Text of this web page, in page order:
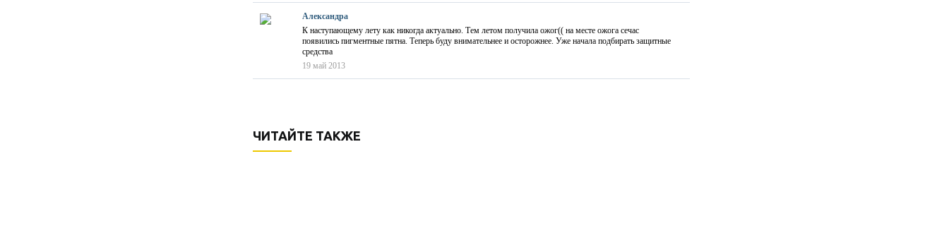
Александра
К наступающему лету как никогда актуально. Тем летом получила ожог(( на месте ожога сечас
появились пигментные пятна. Теперь буду внимательнее и осторожнее. Уже начала подбирать защитные
средства
19 май 2013
ЧИТАЙТЕ ТАКЖЕ